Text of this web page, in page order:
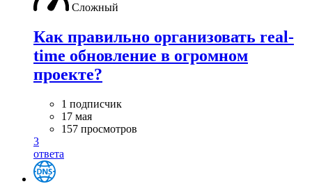
Сложный
Как правильно организовать real-
time обновление в огромном
проекте?
1 подписчик
17 мая
157 просмотров
3
ответа